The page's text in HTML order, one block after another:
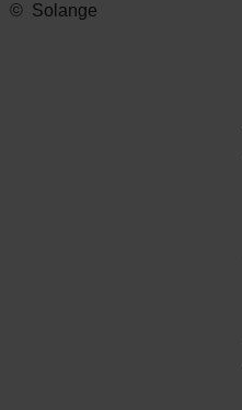
Solange